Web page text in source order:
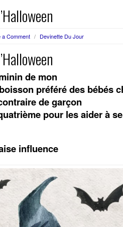
a Comment / Devinette Du Jour
de mon
préféré des bébés
de garçon
pour les aider à
influence